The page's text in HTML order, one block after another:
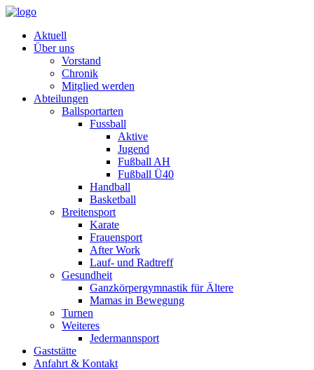
Aktuell
Über uns
Vorstand
Chronik
Mitglied werden
Abteilungen
Ballsportarten
Fussball
Aktive
Jugend
Fußball AH
Fußball Ü40
Handball
Basketball
Breitensport
Karate
Frauensport
After Work
Lauf- und Radtreff
Gesundheit
Ganzkörpergymnastik für Ältere
Mamas in Bewegung
Turnen
Weiteres
Jedermannsport
Gaststätte
Anfahrt & Kontakt